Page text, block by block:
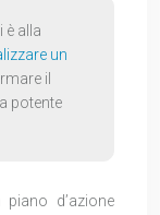
è alla
un
il
potente
d’azione